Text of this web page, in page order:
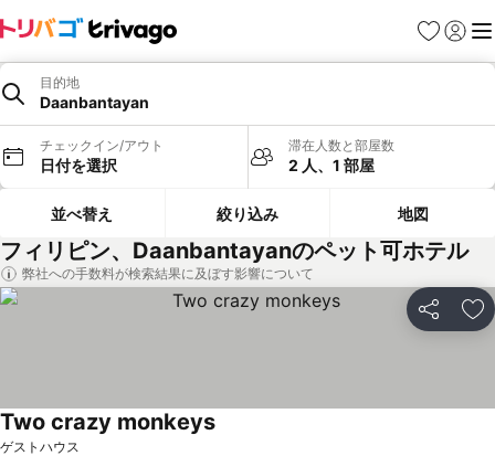
お気に入り
ログイ
メ
目的地
Daanbantayan
チェックイン/アウト
日付を選択
滞在人数と部屋数
2 人、1 部屋
並べ替え 絞り込み 地図
フィリピン、Daanbantayanのペット可ホテル
弊社への手数料が検索結果に及ぼす影響について
シェア お
ゲストハウス
Two crazy monkeys